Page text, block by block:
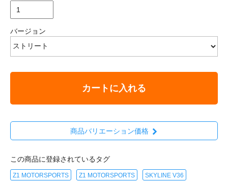
バージョン
カートに入れる
商品バリエーション価格
この商品に登録されているタグ
Z1 MOTORSPORTS Z1 MOTORSPORTS SKYLINE V36